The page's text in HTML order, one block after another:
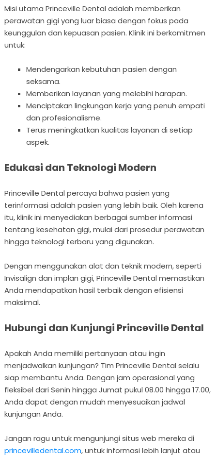
Misi utama Princeville Dental adalah memberikan
perawatan gigi yang luar biasa dengan fokus pada
keunggulan dan kepuasan pasien. Klinik ini berkomitmen
untuk:
Mendengarkan kebutuhan pasien dengan
seksama.
Memberikan layanan yang melebihi harapan.
Menciptakan lingkungan kerja yang penuh empati
dan profesionalisme.
Terus meningkatkan kualitas layanan di setiap
aspek.
Edukasi dan Teknologi Modern
Princeville Dental percaya bahwa pasien yang
terinformasi adalah pasien yang lebih baik. Oleh karena
itu, klinik ini menyediakan berbagai sumber informasi
tentang kesehatan gigi, mulai dari prosedur perawatan
hingga teknologi terbaru yang digunakan.
Dengan menggunakan alat dan teknik modern, seperti
Invisalign dan implan gigi, Princeville Dental memastikan
Anda mendapatkan hasil terbaik dengan efisiensi
maksimal.
Hubungi dan Kunjungi Princeville Dental
Apakah Anda memiliki pertanyaan atau ingin
menjadwalkan kunjungan? Tim Princeville Dental selalu
siap membantu Anda. Dengan jam operasional yang
fleksibel dari Senin hingga Jumat pukul 08.00 hingga 17.00,
Anda dapat dengan mudah menyesuaikan jadwal
kunjungan Anda.
Jangan ragu untuk mengunjungi situs web mereka di
princevilledental.com, untuk informasi lebih lanjut atau